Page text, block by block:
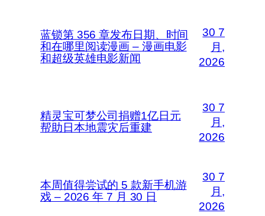
蓝锁第 356 章发布日期、时间
和在哪里阅读漫画 – 漫画电影
和超级英雄电影新闻
30 7
月,
2026
精灵宝可梦公司捐赠1亿日元
帮助日本地震灾后重建
30 7
月,
2026
本周值得尝试的 5 款新手机游
戏 – 2026 年 7 月 30 日
30 7
月,
2026